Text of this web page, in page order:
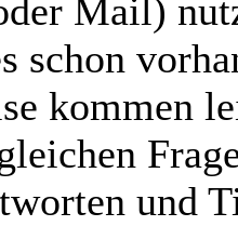
Mail)
schon
kommen
und